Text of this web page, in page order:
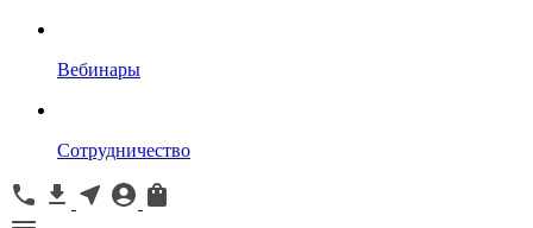
Вебинары
Сотрудничество